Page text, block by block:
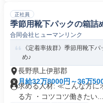
正社員
季節用靴下パックの箱詰
合同会社ヒューマンリンク
《定着率抜群》季節用靴下
め♪
長野県上伊那郡
月給32万8000円～36万
求める人材: ≪こんな方に
る方 ・コツコツ働きたい...